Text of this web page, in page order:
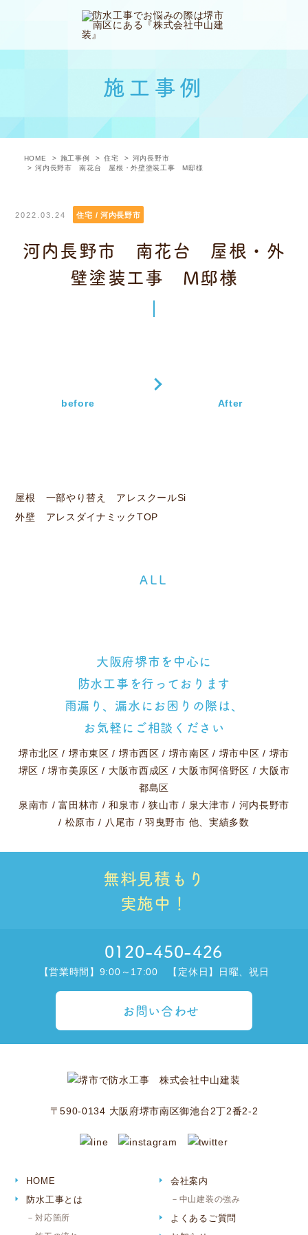
施工事例
HOME 施工事例 住宅
河内長野市
河内長野市 南花台 屋根・外壁塗装工事 M邸様
2022.03.24 住宅 / 河内長野市
河内長野市 南花台 屋根・外
壁塗装工事 M邸様
before After
屋根 一部やり替え アレスクールSi
外壁 アレスダイナミックTOP
ALL
大阪府堺市を中心に
防水工事を行っております
雨漏り、漏水にお困りの際は、
お気軽にご相談ください
堺市北区 / 堺市東区 / 堺市西区 / 堺市南区 / 堺市中区 / 堺市
堺区 /堺市美原区 / 大阪市西成区 / 大阪市阿倍野区 / 大阪市
都島区
泉南市 /富田林市 /和泉市 /狭山市 / 泉大津市 / 河内長野市
/ 松原市 / 八尾市 /羽曳野市 他、実績多数
無料見積もり
実施中！
0120-450-426
【営業時間】9:00～17:00 【定休日】日曜、祝日
お問い合わせ
〒590-0134 大阪府堺市南区御池台2丁2番2-2
HOME
防水工事とは
対応箇所
会社案内
中山建装の強み
よくあるご質問